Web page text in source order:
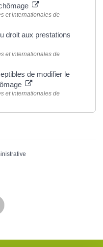
et internationales de
droit aux prestations
et internationales de
de modifier le
et internationales de